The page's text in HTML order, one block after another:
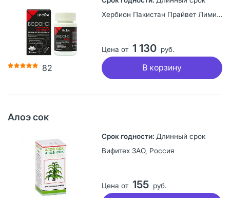
82
Хербион Пакистан Прайвет Лимитед, Пакистан
Цена от 1 130 руб.
В корзину
Алоэ сок
Длинный срок
Вифитех ЗАО, Россия
Цена от 155 руб.